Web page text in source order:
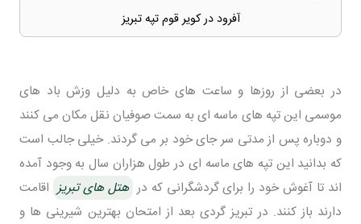
آفرود در کویر قوم تپه تبریز
در بعضی از روزها و ساعت های خاص به دلیل وزش باد های
موسمی این تپه های ماسه ای به سمت صوفیان نقل مکان می کنند
و دوباره پس از مدتی سر جای خود بر می گردند. خیلی جالب است
که بدانید این تپه های ماسه ای در طول هزاران سال به وجود آمده
اند تا آغوش خود را برای گردشگرانی که در هتل های تبریز اقامت
دارند باز کنند. در تبریز گردی بعد از امتحان بهترین شیرینی ها و